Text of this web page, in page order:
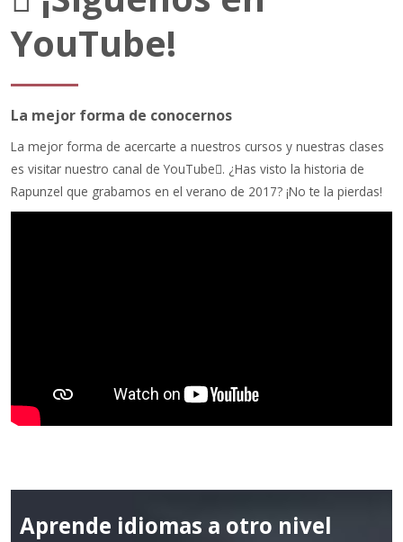
YouTube!
La mejor forma de conocernos
La mejor forma de acercarte a nuestros cursos y nuestras clases
es visitar nuestro canal de YouTube . ¿Has visto la historia de
Rapunzel que grabamos en el verano de 2017? ¡No te la pierdas!
Aprende idiomas a otro nivel